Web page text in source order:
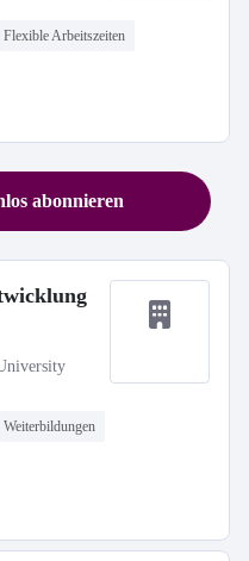
Flexible Arbeitszeiten
abonnieren
Weiterbildungen